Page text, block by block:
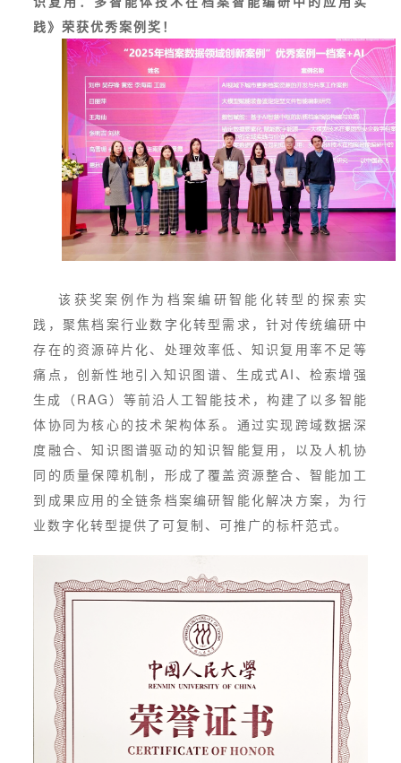
践》荣获优秀案例奖！
该获奖案例作为档案编研智能化转型的探索实
践，聚焦档案行业数字化转型需求，针对传统编研中
存在的资源碎片化、处理效率低、知识复用率不足等
痛点，创新性地引入知识图谱、生成式AI、检索增强
生成（RAG）等前沿人工智能技术，构建了以多智能
体协同为核心的技术架构体系。通过实现跨域数据深
度融合、知识图谱驱动的知识智能复用，以及人机协
同的质量保障机制，形成了覆盖资源整合、智能加工
到成果应用的全链条档案编研智能化解决方案，为行
业数字化转型提供了可复制、可推广的标杆范式。